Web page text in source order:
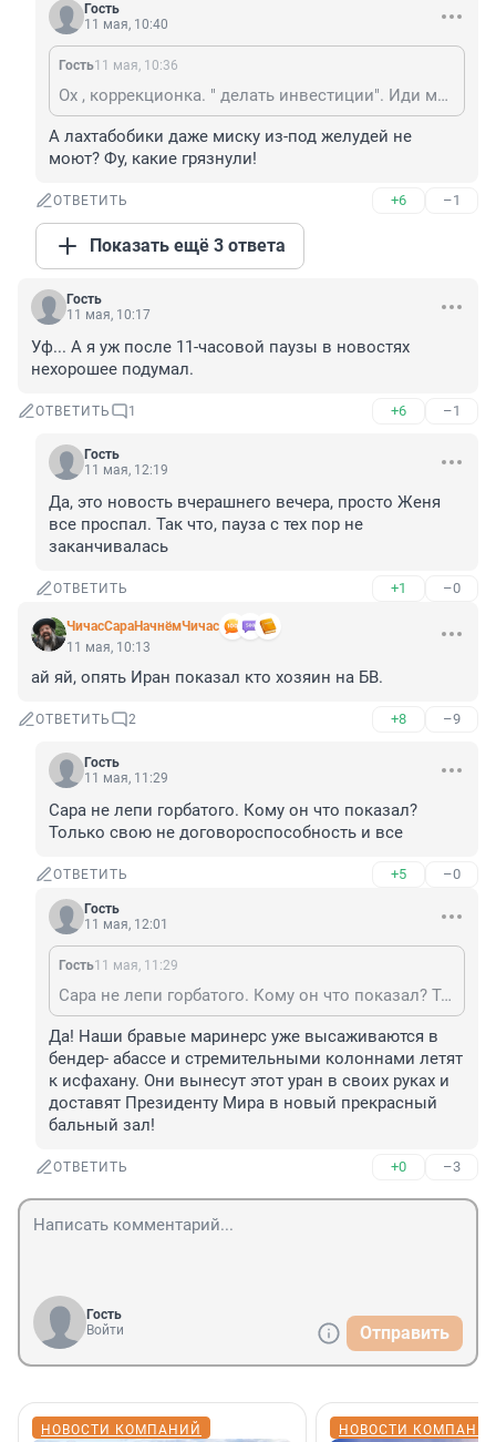
Гость
11 мая, 10:40
Гость11 мая, 10:36
Ох , коррекционка. " делать инвестиции". Иди миску помой.
А лахтабобики даже миску из-под желудей не
моют? Фу, какие грязнули!
ОТВЕТИТЬ +6 –1
Показать ещё 3 ответа
Гость
11 мая, 10:17
Уф... А я уж после 11-часовой паузы в новостях
нехорошее подумал.
ОТВЕТИТЬ 1 +6 –1
Гость
11 мая, 12:19
Да, это новость вчерашнего вечера, просто Женя
все проспал. Так что, пауза с тех пор не
заканчивалась
ОТВЕТИТЬ +1 –0
ЧичасСараНачнёмЧичас
11 мая, 10:13
ай яй, опять Иран показал кто хозяин на БВ.
ОТВЕТИТЬ 2 +8 –9
Гость
11 мая, 11:29
Сара не лепи горбатого. Кому он что показал?
Только свою не договороспособность и все
ОТВЕТИТЬ +5 –0
Гость
11 мая, 12:01
Гость11 мая, 11:29
Сара не лепи горбатого. Кому он что показал? Только свою не договороспособность и все
Да! Наши бравые маринерс уже высаживаются в
бендер- абассе и стремительными колоннами летят
к исфахану. Они вынесут этот уран в своих руках и
доставят Президенту Мира в новый прекрасный
бальный зал!
ОТВЕТИТЬ +0 –3
Гость
Войти
Отправить
НОВОСТИ КОМПАНИЙ НОВОСТИ